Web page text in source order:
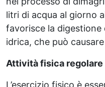
litri di acqua al giorno
favorisce la
idrica, che può
Attività fisica regolare
L’esercizio fisico è